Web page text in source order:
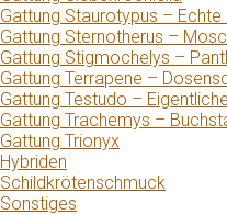
Gattung Staurotypus –
Gattung Sternotherus –
Gattung Stigmochelys –
Gattung Terrapene –
Gattung Testudo –
Gattung Trachemys –
Gattung Trionyx
Hybriden
Schildkrötenschmuck
Sonstiges